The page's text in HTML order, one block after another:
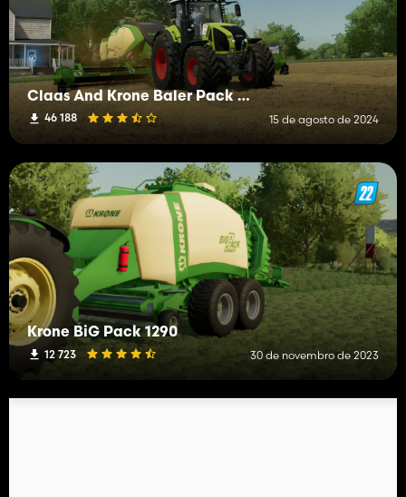
Claas And Krone Baler Pack With Lizard R90
46 188 15 de agosto de 2024
Krone BiG Pack 1290
12 723 30 de novembro de 2023